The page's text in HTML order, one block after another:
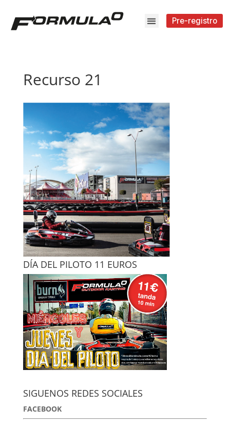
Pre-registro
Recurso 21
DÍA DEL PILOTO 11 EUROS
SIGUENOS REDES SOCIALES
FACEBOOK